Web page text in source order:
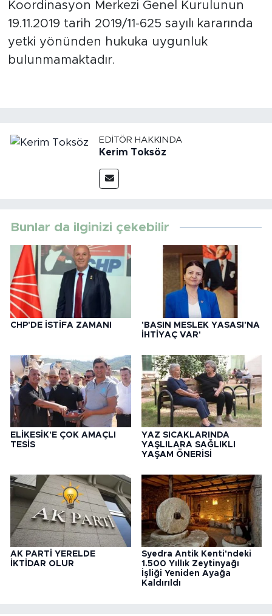
Koordinasyon Merkezi Genel Kurulunun
19.11.2019 tarih 2019/11-625 sayılı kararında
yetki yönünden hukuka uygunluk
bulunmamaktadır.
EDITÖR HAKKINDA
Kerim Toksöz
Bunlar da ilginizi çekebilir
CHP'DE İSTİFA ZAMANI
'BASIN MESLEK YASASI'NA
İHTİYAÇ VAR'
ELİKESİK'E ÇOK AMAÇLI
TESİS
YAZ SICAKLARINDA
YAŞLILARA SAĞLIKLI
YAŞAM ÖNERİSİ
AK PARTİ YERELDE
İKTİDAR OLUR
Syedra Antik Kenti'ndeki
1.500 Yıllık Zeytinyağı
İşliği Yeniden Ayağa
Kaldırıldı